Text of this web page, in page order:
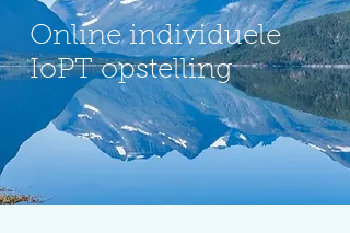
Online individuele
IoPT opstelling